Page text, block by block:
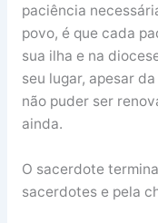
paciência
povo, é que cada
sua ilha e na
seu lugar, apesar
não puder ser
ainda.
O sacerdote
sacerdotes e pela